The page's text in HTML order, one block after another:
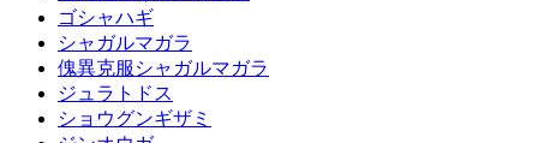
ゴシャハギ
シャガルマガラ
傀異克服シャガルマガラ
ジュラトドス
ショウグンギザミ